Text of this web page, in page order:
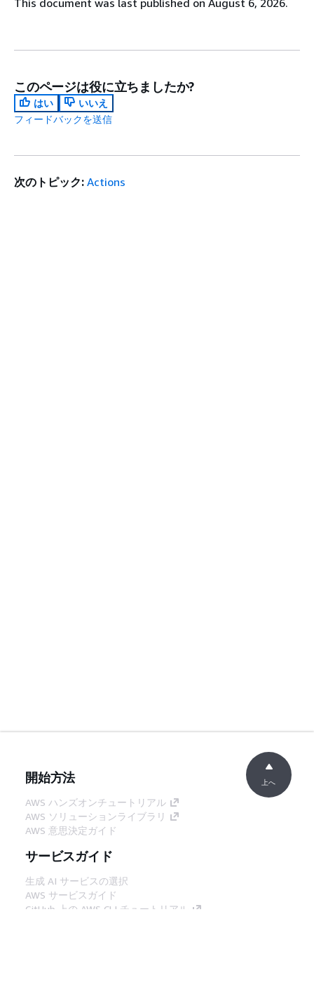
This document was last published on August 6, 2026.
このページは役に立ちましたか?
はい
いいえ
フィードバックを送信
次のトピック: Actions
開始方法
AWS ハンズオンチュートリアル
AWS ソリューションライブラリ
AWS 意思決定ガイド
サービスガイド
生成 AI サービスの選択
AWS サービスガイド
GitHub 上の AWS CLI チュートリアル
上へ